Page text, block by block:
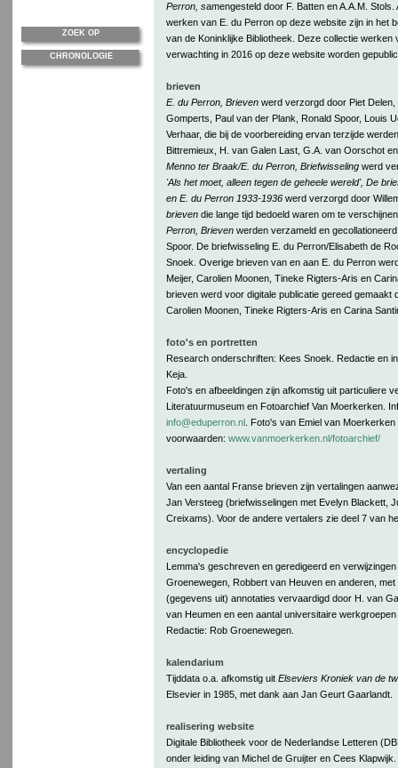
Perron, samengesteld door F. Batten en A.A.M.
werken van E. du Perron op deze website zijn in het
van de Koninklijke Bibliotheek. Deze collectie werken
verwachting in 2016 op deze website worden
brieven
E. du Perron, Brievenwerd verzorgd door Piet Delen,
Gomperts, Paul van der Plank, Ronald Spoor, Louis
Verhaar, die bij de voorbereiding ervan terzijde
Bittremieux, H. van Galen Last, G.A. van Oorschot
Menno ter Braak/E. du Perron, Briefwisselingwerd
'Als het moet, alleen tegen de geheele wereld', De
en E. du Perron 1933-1936 werd verzorgd door
brievendie lange tijd bedoeld waren om te
Perron, Brieven werden verzameld en
Spoor. De briefwisseling E. du Perron/Elisabeth de
Snoek. Overige brieven van en aan E. du Perron
Meijer, Carolien Moonen, Tineke Rigters-Aris en
brieven werd voor digitale publicatie gereed gemaakt
Carolien Moonen, Tineke Rigters-Aris en Carina
foto's en portretten
Research onderschriften: Kees Snoek. Redactie en
Keja.
Foto's en afbeeldingen zijn afkomstig uit particuliere
Literatuurmuseum en Fotoarchief Van Moerkerken.
info@eduperron.nl. Foto's van Emiel van Moerkerken
voorwaarden: www.vanmoerkerken.nl/fotoarchief/
vertaling
Van een aantal Franse brieven zijn vertalingen
Jan Versteeg (briefwisselingen met Evelyn Blackett,
Creixams). Voor de andere vertalers zie deel 7 van
encyclopedie
Lemma's geschreven en geredigeerd en
Groenewegen, Robbert van Heuven en anderen,
(gegevens uit) annotaties vervaardigd door H. van
van Heumen en een aantal universitaire
Redactie: Rob Groenewegen.
kalendarium
Tijddata o.a. afkomstig uit Elseviers Kroniek van de
Elsevier in 1985, met dank aan Jan Geurt Gaarlandt.
realisering website
Digitale Bibliotheek voor de Nederlandse Letteren
onder leiding van Michel de Gruijter en Cees
ZOEK OP
CHRONOLOGIE